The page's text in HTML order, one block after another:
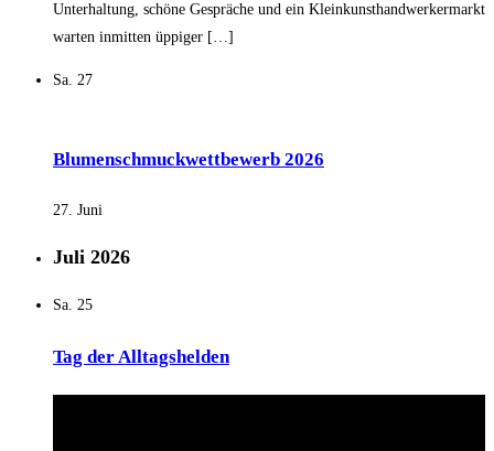
Unterhaltung, schöne Gespräche und ein Kleinkunsthandwerkermarkt
warten inmitten üppiger […]
Sa. 27
Blumenschmuckwettbewerb 2026
27. Juni
Juli 2026
Sa. 25
Tag der Alltagshelden